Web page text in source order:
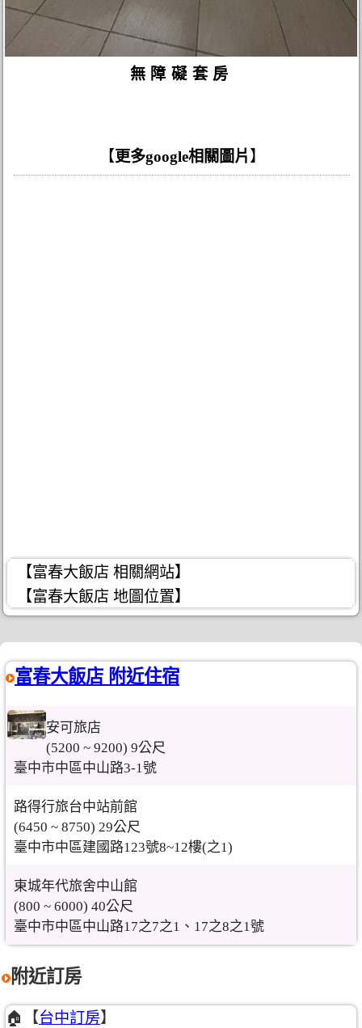
無障礙套房
【更多google相關圖片 】
【富春大飯店 相關網站】
【富春大飯店 地圖位置】
富春大飯店 附近住宿
安可旅店
(5200 ~ 9200) 9公尺
臺中市中區中山路3-1號
路得行旅台中站前館
(6450 ~ 8750) 29公尺
臺中市中區建國路123號8~12樓(之1)
東城年代旅舍中山館
(800 ~ 6000) 40公尺
臺中市中區中山路17之7之1、17之8之1號
附近訂房
🏠【台中訂房】